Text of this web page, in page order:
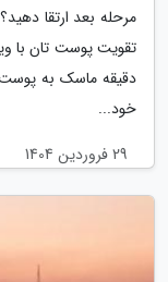
مرحله بعد ارتقا
دقیقه ماسک به پوست
خود...
29 فروردین 1404